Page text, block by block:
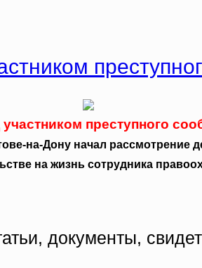
преступного
на-Дону начал рассмотрение
на жизнь сотрудника
документы,